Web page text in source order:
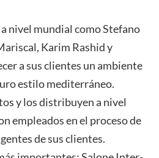
nivel mundial como Stefano
Karim Rashid y
a sus clientes un ambiente
estilo mediterráneo.
y los distribuyen a nivel
empleados en el proceso de
de sus clientes.